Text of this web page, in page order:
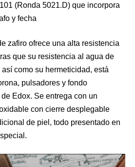
(Ronda 5021.D) que incorpora
y fecha
zafiro ofrece una alta resistencia
que su resistencia al agua de
como su hermeticidad, está
pulsadores y fondo
Edox. Se entrega con un
con cierre desplegable
de piel, todo presentado en